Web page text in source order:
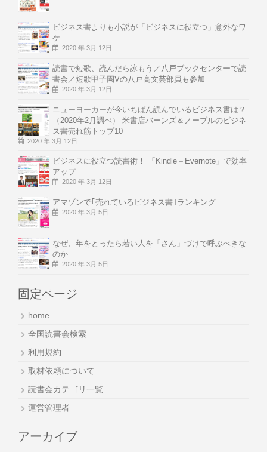
ビジネス書よりも小説が「ビジネスに役立つ」意外なワ
ケ
2020 年 3月 12日
読書で短歌、読んだら詠もう／八戸ブックセンターで読
書会／短歌甲子園Vの八戸高文芸部員も参加
2020 年 3月 12日
ニューヨーカーが今いちばん読んでいるビジネス書は？
（2020年2月調べ） 米書店バーンズ＆ノーブルのビジネ
ス書売れ筋トップ10
2020 年 3月 12日
ビジネスに役立つ読書術！ 「Kindle＋Evernote」で効率
アップ
2020 年 3月 12日
アマゾンで｢売れているビジネス書｣ランキング
2020 年 3月 5日
なぜ、年をとったら若い人を「さん」づけで呼ぶべきな
のか
2020 年 3月 5日
固定ページ
home
全国読書会検索
利用規約
取材依頼について
読書会カテゴリ一覧
運営管理者
アーカイブ